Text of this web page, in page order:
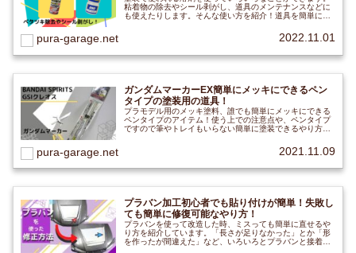
粘着物の除去やシール剥がし、道具のメンテナンスなどに
も使えたりします。そんな使い方を紹介！道具を簡単にキ
pura-garage.net 2022.11.01
ガンダムマーカーEX簡単にメッキにできるペン
タイプの塗装用の道具！
プラモデル用のメッキ塗料、誰でも簡単にメッキにできる
ペンタイプのアイテム！使う上での注意点や、ペンタイプ
ですので筆やトレイもいらない簡単に塗装できるやり方を
pura-garage.net 2021.11.09
プラバン加工初心者でも貼り付けが簡単！失敗し
ても簡単に修復可能なやり方！
プラバンを使って改造した時、ミスっても簡単に直せるや
り方を紹介しています。「長さが足りなかった」とか「形
を作ったが間違えた」など、いろいろとプラバンと接着剤